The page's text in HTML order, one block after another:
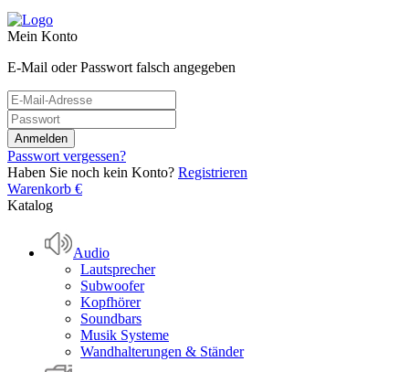
Mein Konto
E-Mail oder Passwort falsch angegeben
Passwort vergessen?
Haben Sie noch kein Konto? Registrieren
Warenkorb €
Katalog
Audio
Lautsprecher
Subwoofer
Kopfhörer
Soundbars
Musik Systeme
Wandhalterungen & Ständer